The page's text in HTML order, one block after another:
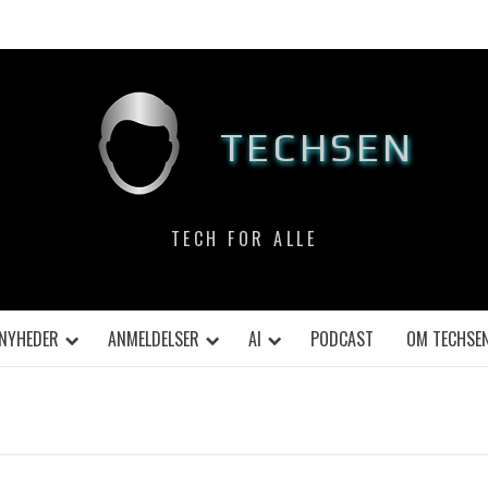
TECHSEN
TECH FOR ALLE
NYHEDER ANMELDELSER AI PODCAST OM